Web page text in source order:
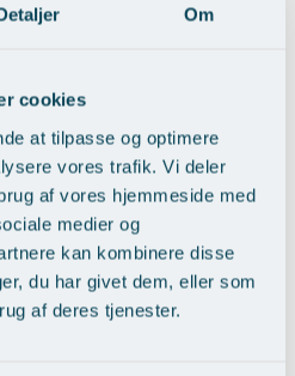
Om
cookies
at tilpasse og optimere
vores trafik. Vi deler
af vores hjemmeside med
medier og
kan kombinere disse
du har givet dem, eller som
af deres tjenester.
et helhedsorienteret, tværfagligt
for behandling ved urinvejskirurg
om smerter i urinblæren eller
i medikamentel